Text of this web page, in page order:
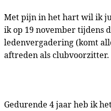
Met pijn in het hart wil ik
ik op 19 november tijdens
ledenvergadering (komt
aftreden als clubvoorzitter.
Gedurende 4 jaar heb ik